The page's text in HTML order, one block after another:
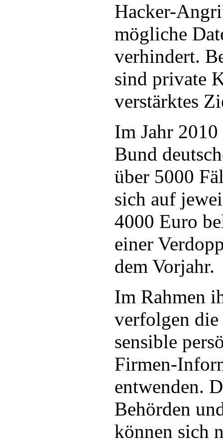
Hacker-
mögliche
verhindert.
sind private
verstärktes
Im Jahr 2010
Bund
über 5000
sich auf
4000 Euro
einer
dem Vorjahr.
Im Rahmen
verfolgen die
sensible
Firmen-
entwenden.
Behörden
können sich